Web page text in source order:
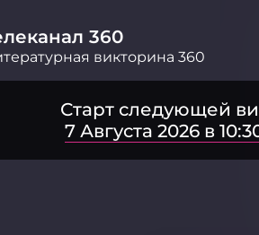
360
викторина 360
Старт следующей
7 Августа 2026 в